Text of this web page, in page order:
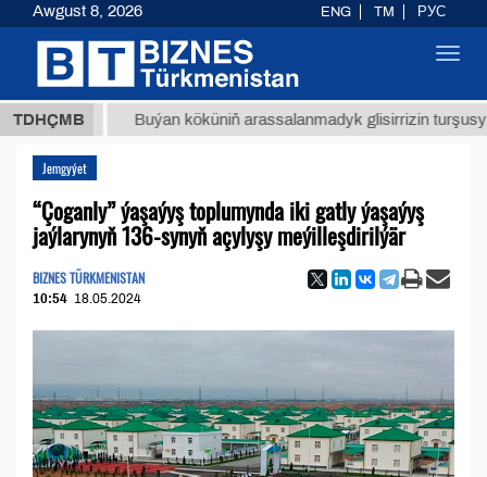
TDHÇMBBuýan köküniň arassalanmadyk glisirrizin turşusy (t.)
Jemgyýet
“Çoganly” ýaşaýyş toplumynda iki gatly ýaşaýyş
jaýlarynyň 136-synyň açylyşy meýilleşdirilýär
BIZNES TÜRKMENISTAN
10:54 18.05.2024
Awgust 8, 2026 ENG TM РУС